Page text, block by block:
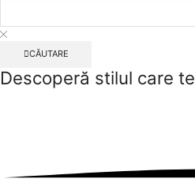
CĂUTARE
Descoperă stilul care te